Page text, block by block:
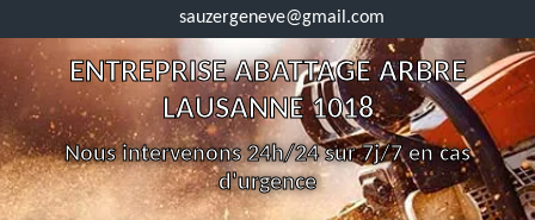
sauzergeneve@gmail.com
ENTREPRISE ABATTAGE ARBRE
LAUSANNE 1018
Nous intervenons 24h/24 sur 7j/7 en cas
d'urgence